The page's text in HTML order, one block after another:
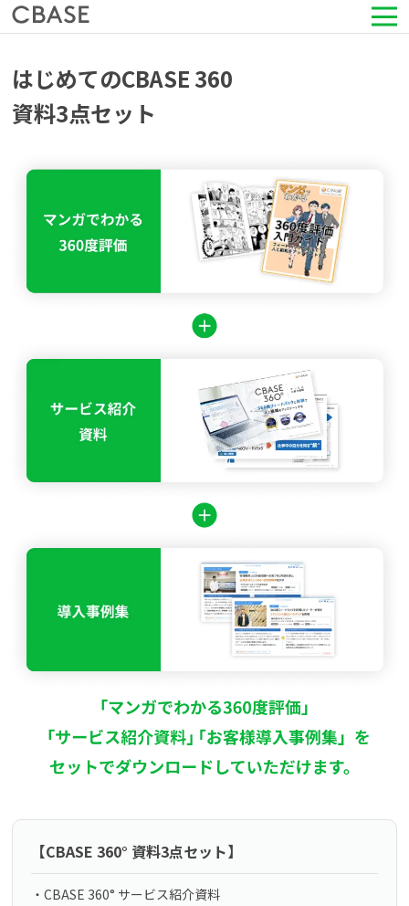
活用シーン
導入事例
セミナー情報
よくある質問
はじめてのCBASE 360
資料3点セット
【CBASE 360° 資料3点セット】
・CBASE 360° サービス紹介資料